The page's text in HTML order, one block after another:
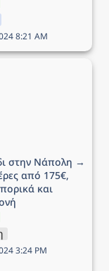
8:21 AM
Νάπολη → 5
στην Νάπολη →
από 175€,
και
3:24 PM